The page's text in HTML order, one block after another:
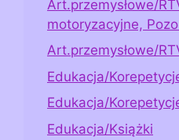
Art.przemysłowe/
motoryzacyjne,
Art.przemysłowe/
Edukacja/
Edukacja/
Edukacja/Książki